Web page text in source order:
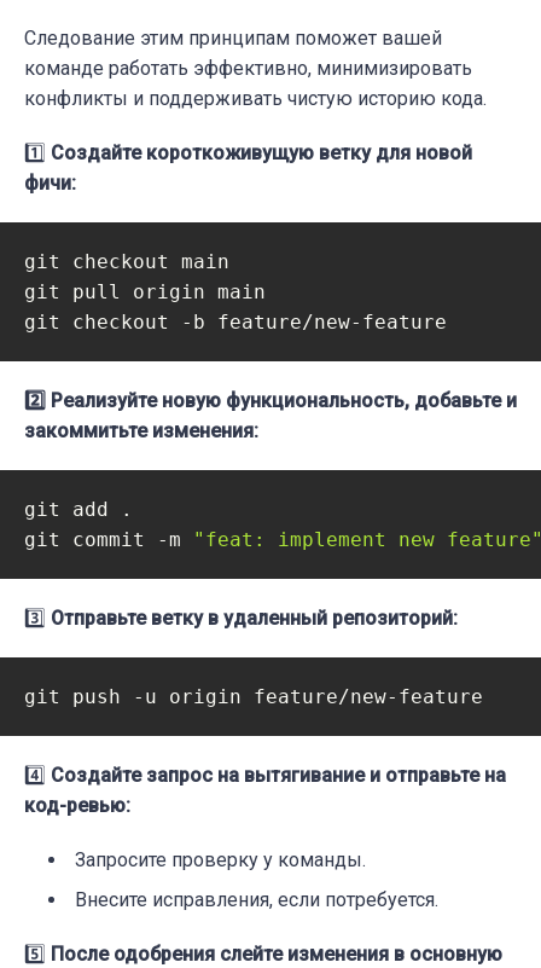
Следование этим принципам поможет вашей
команде работать эффективно, минимизировать
конфликты и поддерживать чистую историю кода.
1️⃣ Создайте короткоживущую ветку для новой
фичи:
git checkout main
git pull origin main
2️⃣ Реализуйте новую функциональность, добавьте и
закоммитьте изменения:
git add .
git commit -m
"feat: implement new
3️⃣ Отправьте ветку в удаленный репозиторий:
4️⃣ Создайте запрос на вытягивание и отправьте на
код-ревью:
Запросите проверку у команды.
Внесите исправления, если потребуется.
5️⃣ После одобрения слейте изменения в основную